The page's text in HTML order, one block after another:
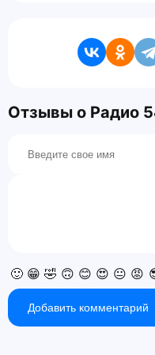
Отзывы о Радио
🙂 😁 🤣 🙃 😊 😍 😐 😡
Добавить комментарий